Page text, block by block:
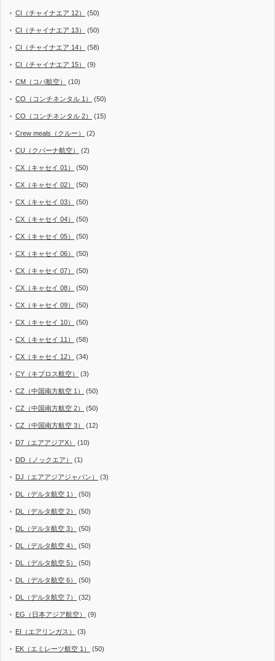
CI（チャイナエア 12） (50)
CI（チャイナエア 13） (50)
CI（チャイナエア 14） (58)
CI（チャイナエア 15） (9)
CM（コパ航空） (10)
CO（コンチネンタル 1） (50)
CO（コンチネンタル 2） (15)
Crew meals（クルー） (2)
CU（クバーナ航空） (2)
CX（キャセイ 01） (50)
CX（キャセイ 02） (50)
CX（キャセイ 03） (50)
CX（キャセイ 04） (50)
CX（キャセイ 05） (50)
CX（キャセイ 06） (50)
CX（キャセイ 07） (50)
CX（キャセイ 08） (50)
CX（キャセイ 09） (50)
CX（キャセイ 10） (50)
CX（キャセイ 11） (58)
CX（キャセイ 12） (34)
CY（キプロス航空） (3)
CZ（中国南方航空 1） (50)
CZ（中国南方航空 2） (50)
CZ（中国南方航空 3） (12)
D7（エアアジアX） (10)
DD（ノックエア） (1)
DJ（エアアジアジャパン） (3)
DL（デルタ航空 1） (50)
DL（デルタ航空 2） (50)
DL（デルタ航空 3） (50)
DL（デルタ航空 4） (50)
DL（デルタ航空 5） (50)
DL（デルタ航空 6） (50)
DL（デルタ航空 7） (32)
EG（日本アジア航空） (9)
EI（エアリンガス） (3)
EK（エミレーツ航空 1） (50)